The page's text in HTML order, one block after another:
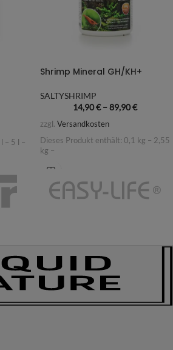
– 5 –
Shrimp Mineral GH/KH+
SALTYSHRIMP
14,90€–89,90€
zzgl. Versandkosten
Dieses Produkt enthält: 0,1 kg – 2,55
kg –